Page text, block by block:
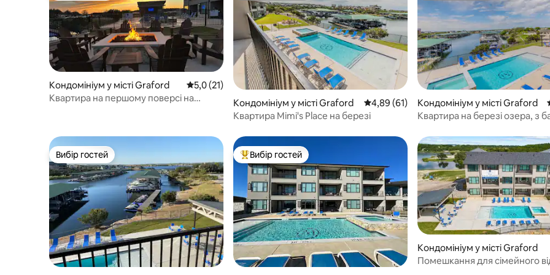
Кондомініум у місті Graford Середня оцінка: 5,0 з 5, відгуки: 21
5,0 (21)
Квартира на першому поверсі на
Кондомініум у місті Graford Середня оцінка: 4,89 з 5, відгуки: 61
4,89 (61)
Квартира Mimi's Place на березі
Кондомініум у місті Graford
Квартира на березі озера, з
Вибір гостей
Вибір гостей Топ вибір гостей
Вибір гостей
Кондомініум у місті Graford
Помешкання для сімейного